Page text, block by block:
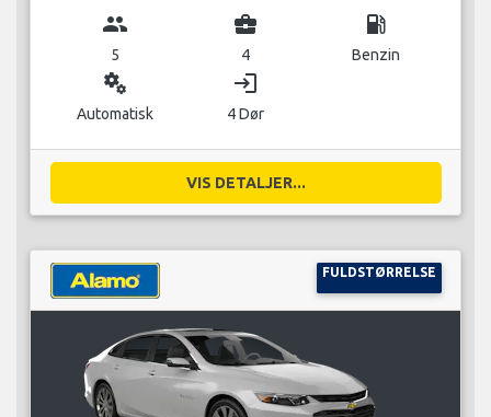
group
5
business_center
4
local_gas_station
Benzin
miscellaneous_services
Automatisk
login
4 Dør
VIS DETALJER...
FULDSTØRRELSE